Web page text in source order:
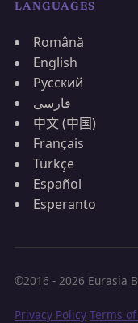
LANGUAGES
Română
English
Русский
فارسی
中文 (中国)
Français
Türkçe
Español
Esperanto
©2016 - 2026 Eurasia
Privacy Policy Terms